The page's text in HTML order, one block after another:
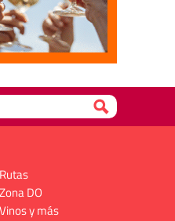
Rutas
Zona DO
Vinos y más